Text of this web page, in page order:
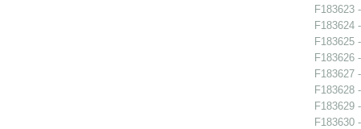
F183623
F183624
F183625
F183626
F183627
F183628
F183629
F183630